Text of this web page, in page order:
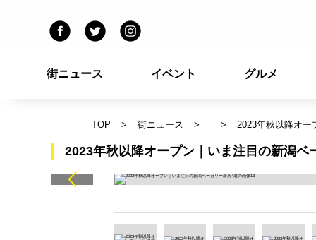
街ニュース イベント グルメ
TOP 街ニュース 2023年秋以降オー
2023年秋以降オープン｜いま注目の新潟ベ